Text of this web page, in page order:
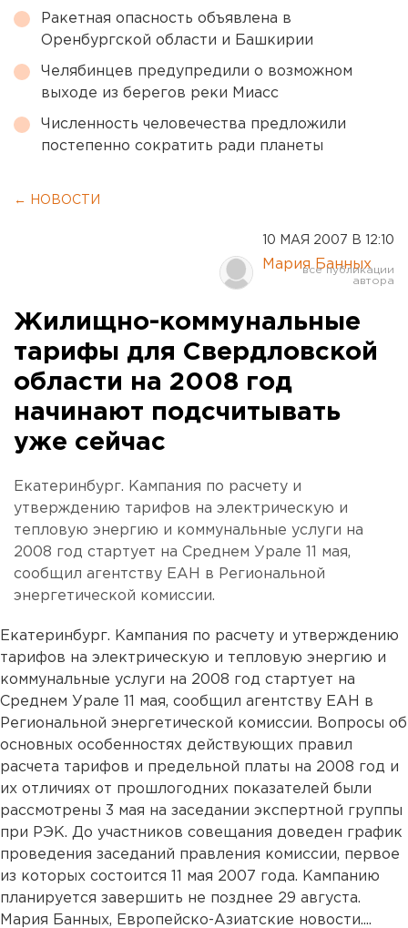
Ракетная опасность объявлена в
Оренбургской области и Башкирии
Челябинцев предупредили о возможном
выходе из берегов реки Миасс
Численность человечества предложили
постепенно сократить ради планеты
← НОВОСТИ
10 МАЯ 2007 В 12:10
Мария Банных
Жилищно-коммунальные
тарифы для Свердловской
области на 2008 год
начинают подсчитывать
уже сейчас
Екатеринбург. Кампания по расчету и
утверждению тарифов на электрическую и
тепловую энергию и коммунальные услуги на
2008 год стартует на Среднем Урале 11 мая,
сообщил агентству ЕАН в Региональной
энергетической комиссии.
Екатеринбург. Кампания по расчету и утверждению
тарифов на электрическую и тепловую энергию и
коммунальные услуги на 2008 год стартует на
Среднем Урале 11 мая, сообщил агентству ЕАН в
Региональной энергетической комиссии. Вопросы об
основных особенностях действующих правил
расчета тарифов и предельной платы на 2008 год и
их отличиях от прошлогодних показателей были
рассмотрены 3 мая на заседании экспертной группы
при РЭК. До участников совещания доведен график
проведения заседаний правления комиссии, первое
из которых состоится 11 мая 2007 года. Кампанию
планируется завершить не позднее 29 августа.
Мария Банных, Европейско-Азиатские новости....